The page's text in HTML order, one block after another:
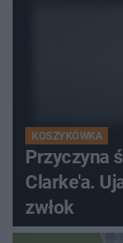
KOSZYKÓWKA
Przyczyna
Clarke'a.
zwłok